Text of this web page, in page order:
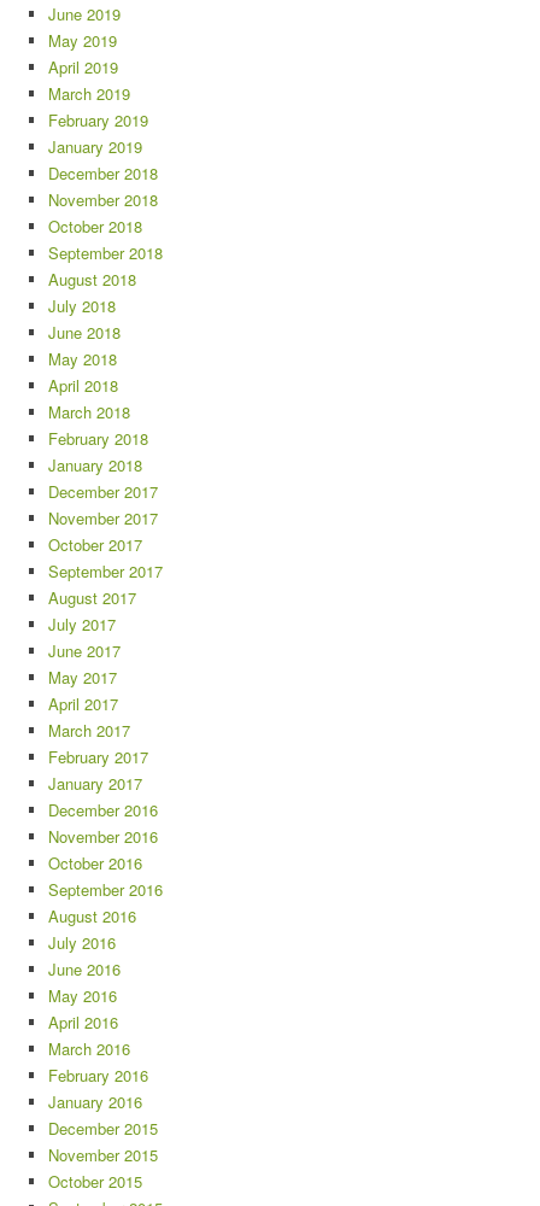
June 2019
May 2019
April 2019
March 2019
February 2019
January 2019
December 2018
November 2018
October 2018
September 2018
August 2018
July 2018
June 2018
May 2018
April 2018
March 2018
February 2018
January 2018
December 2017
November 2017
October 2017
September 2017
August 2017
July 2017
June 2017
May 2017
April 2017
March 2017
February 2017
January 2017
December 2016
November 2016
October 2016
September 2016
August 2016
July 2016
June 2016
May 2016
April 2016
March 2016
February 2016
January 2016
December 2015
November 2015
October 2015